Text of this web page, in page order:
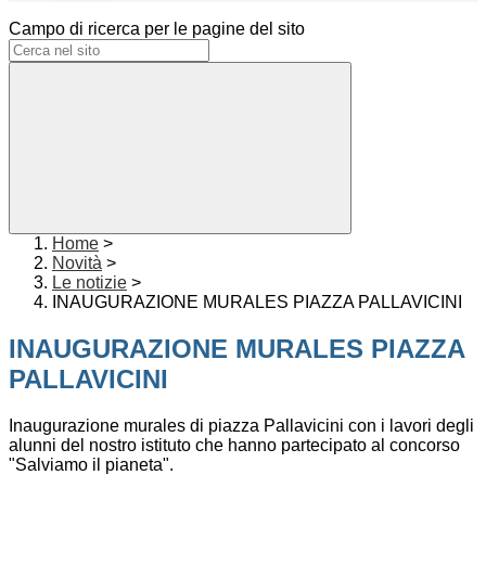
Campo di ricerca per le pagine del sito
Home >
Novità >
Le notizie >
INAUGURAZIONE MURALES PIAZZA PALLAVICINI
INAUGURAZIONE MURALES PIAZZA
PALLAVICINI
Inaugurazione murales di piazza Pallavicini con i lavori degli
alunni del nostro istituto che hanno partecipato al concorso
"Salviamo il pianeta".